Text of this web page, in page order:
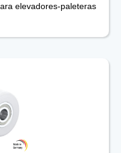
elevadores-paleteras